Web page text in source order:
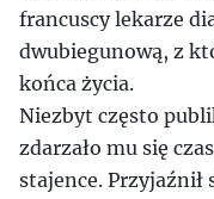
francuscy lekarze
dwubiegunową, z
końca życia.
Niezbyt często
zdarzało mu się
stajence. Przyjaźnił